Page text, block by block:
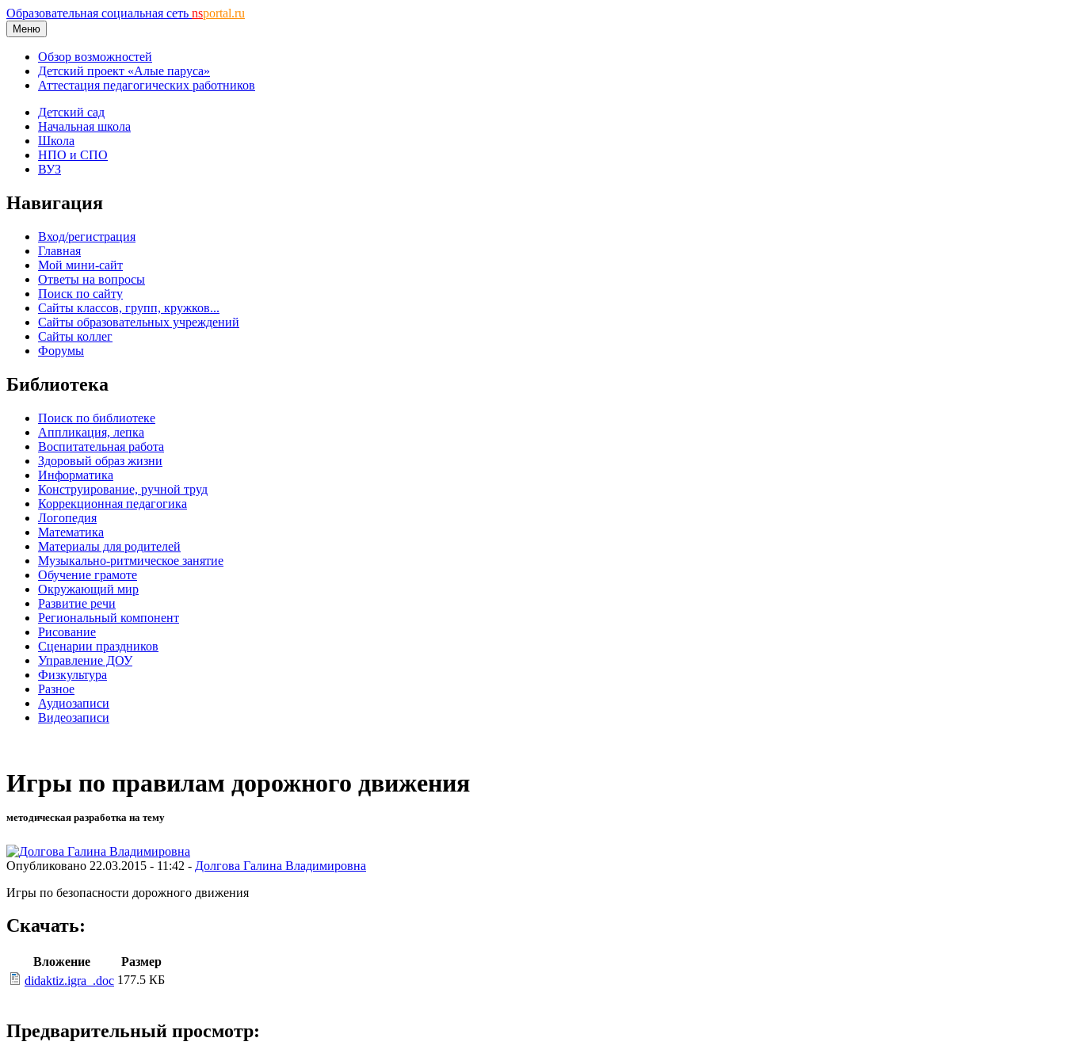
Образовательная социальная сеть nsportal.ru
Меню
Обзор возможностей
Детский проект «Алые паруса»
Аттестация педагогических работников
Детский сад
Начальная школа
Школа
НПО и СПО
ВУЗ
Навигация
Вход/регистрация
Главная
Мой мини-сайт
Ответы на вопросы
Поиск по сайту
Сайты классов, групп, кружков...
Сайты образовательных учреждений
Сайты коллег
Форумы
Библиотека
Поиск по библиотеке
Аппликация, лепка
Воспитательная работа
Здоровый образ жизни
Информатика
Конструирование, ручной труд
Коррекционная педагогика
Логопедия
Математика
Материалы для родителей
Музыкально-ритмическое занятие
Обучение грамоте
Окружающий мир
Развитие речи
Региональный компонент
Рисование
Сценарии праздников
Управление ДОУ
Физкультура
Разное
Аудиозаписи
Видеозаписи
Игры по правилам дорожного движения
методическая разработка на тему
Опубликовано 22.03.2015 - 11:42 - Долгова Галина Владимировна
Игры по безопасности дорожного движения
Скачать:
Вложение
Размер
didaktiz.igra_.doc 177.5 КБ
Предварительный просмотр: